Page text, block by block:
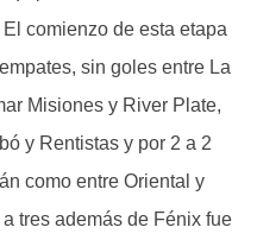
comienzo de esta etapa
sin goles entre La
Misiones y River Plate,
y Rentistas y por 2 a 2
como entre Oriental y
tres además de Fénix fue